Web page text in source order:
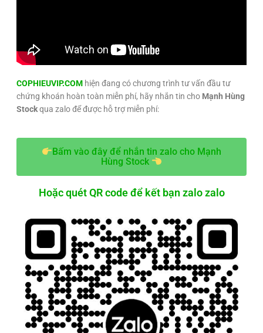
COPHIEUVIP.COM hiện đang có chương trình tư vấn đầu tư
chứng khoán hoàn toàn miễn phí, hãy nhắn tin cho Mạnh Hùng
Stockqua zalo để được hỗ trợ miễn phí:
Bấm vào đây để nhắn tin zalo cho Mạnh
Hùng Stock
Hoặc quét QR code để kết bạn zalo zalo